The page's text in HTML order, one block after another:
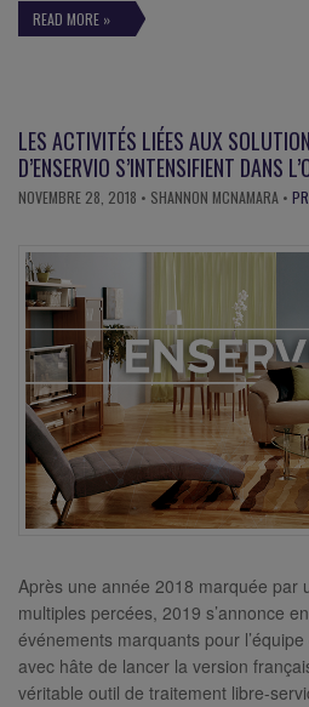
READ MORE »
LES ACTIVITÉS LIÉES AUX
D’ENSERVIO S’INTENSIFIENT DANS
NOVEMBRE 28, 2018 • SHANNON MCNAMARA •
Après une année 2018 marquée par
multiples percées, 2019 s’annonce
événements marquants pour
avec hâte de lancer la version
véritable outil de traitement libre-